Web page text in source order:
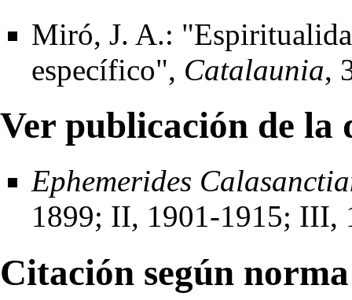
Miró, J. A.:
específico", Catalaunia,
Ver publicación de la
Ephemerides
1899; II, 1901-1915; III,
Citación según